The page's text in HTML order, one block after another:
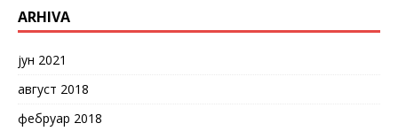
ARHIVA
јун 2021
август 2018
фебруар 2018